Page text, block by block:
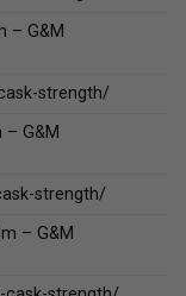
– G&M
strength/
– G&M
strength/
– G&M